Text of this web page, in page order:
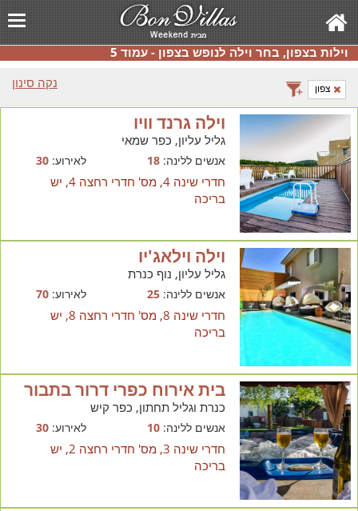
וילות בצפון, בחר וילה לנופש בצפון - עמוד 5
נקה סינון
צפון
וילה גרנד וויו
גליל עליון, כפר שמאי
אנשים ללינה:18 לאירוע:30
חדרי שינה 4, מס' חדרי רחצה 4, יש
בריכה
וילה וילאג'יו
גליל עליון, נוף כנרת
אנשים ללינה:25 לאירוע:70
חדרי שינה 8, מס' חדרי רחצה 8, יש
בריכה
בית אירוח כפרי דרור בתבור
כנרת וגליל תחתון, כפר קיש
אנשים ללינה:10 לאירוע:30
חדרי שינה 3, מס' חדרי רחצה 2, יש
בריכה